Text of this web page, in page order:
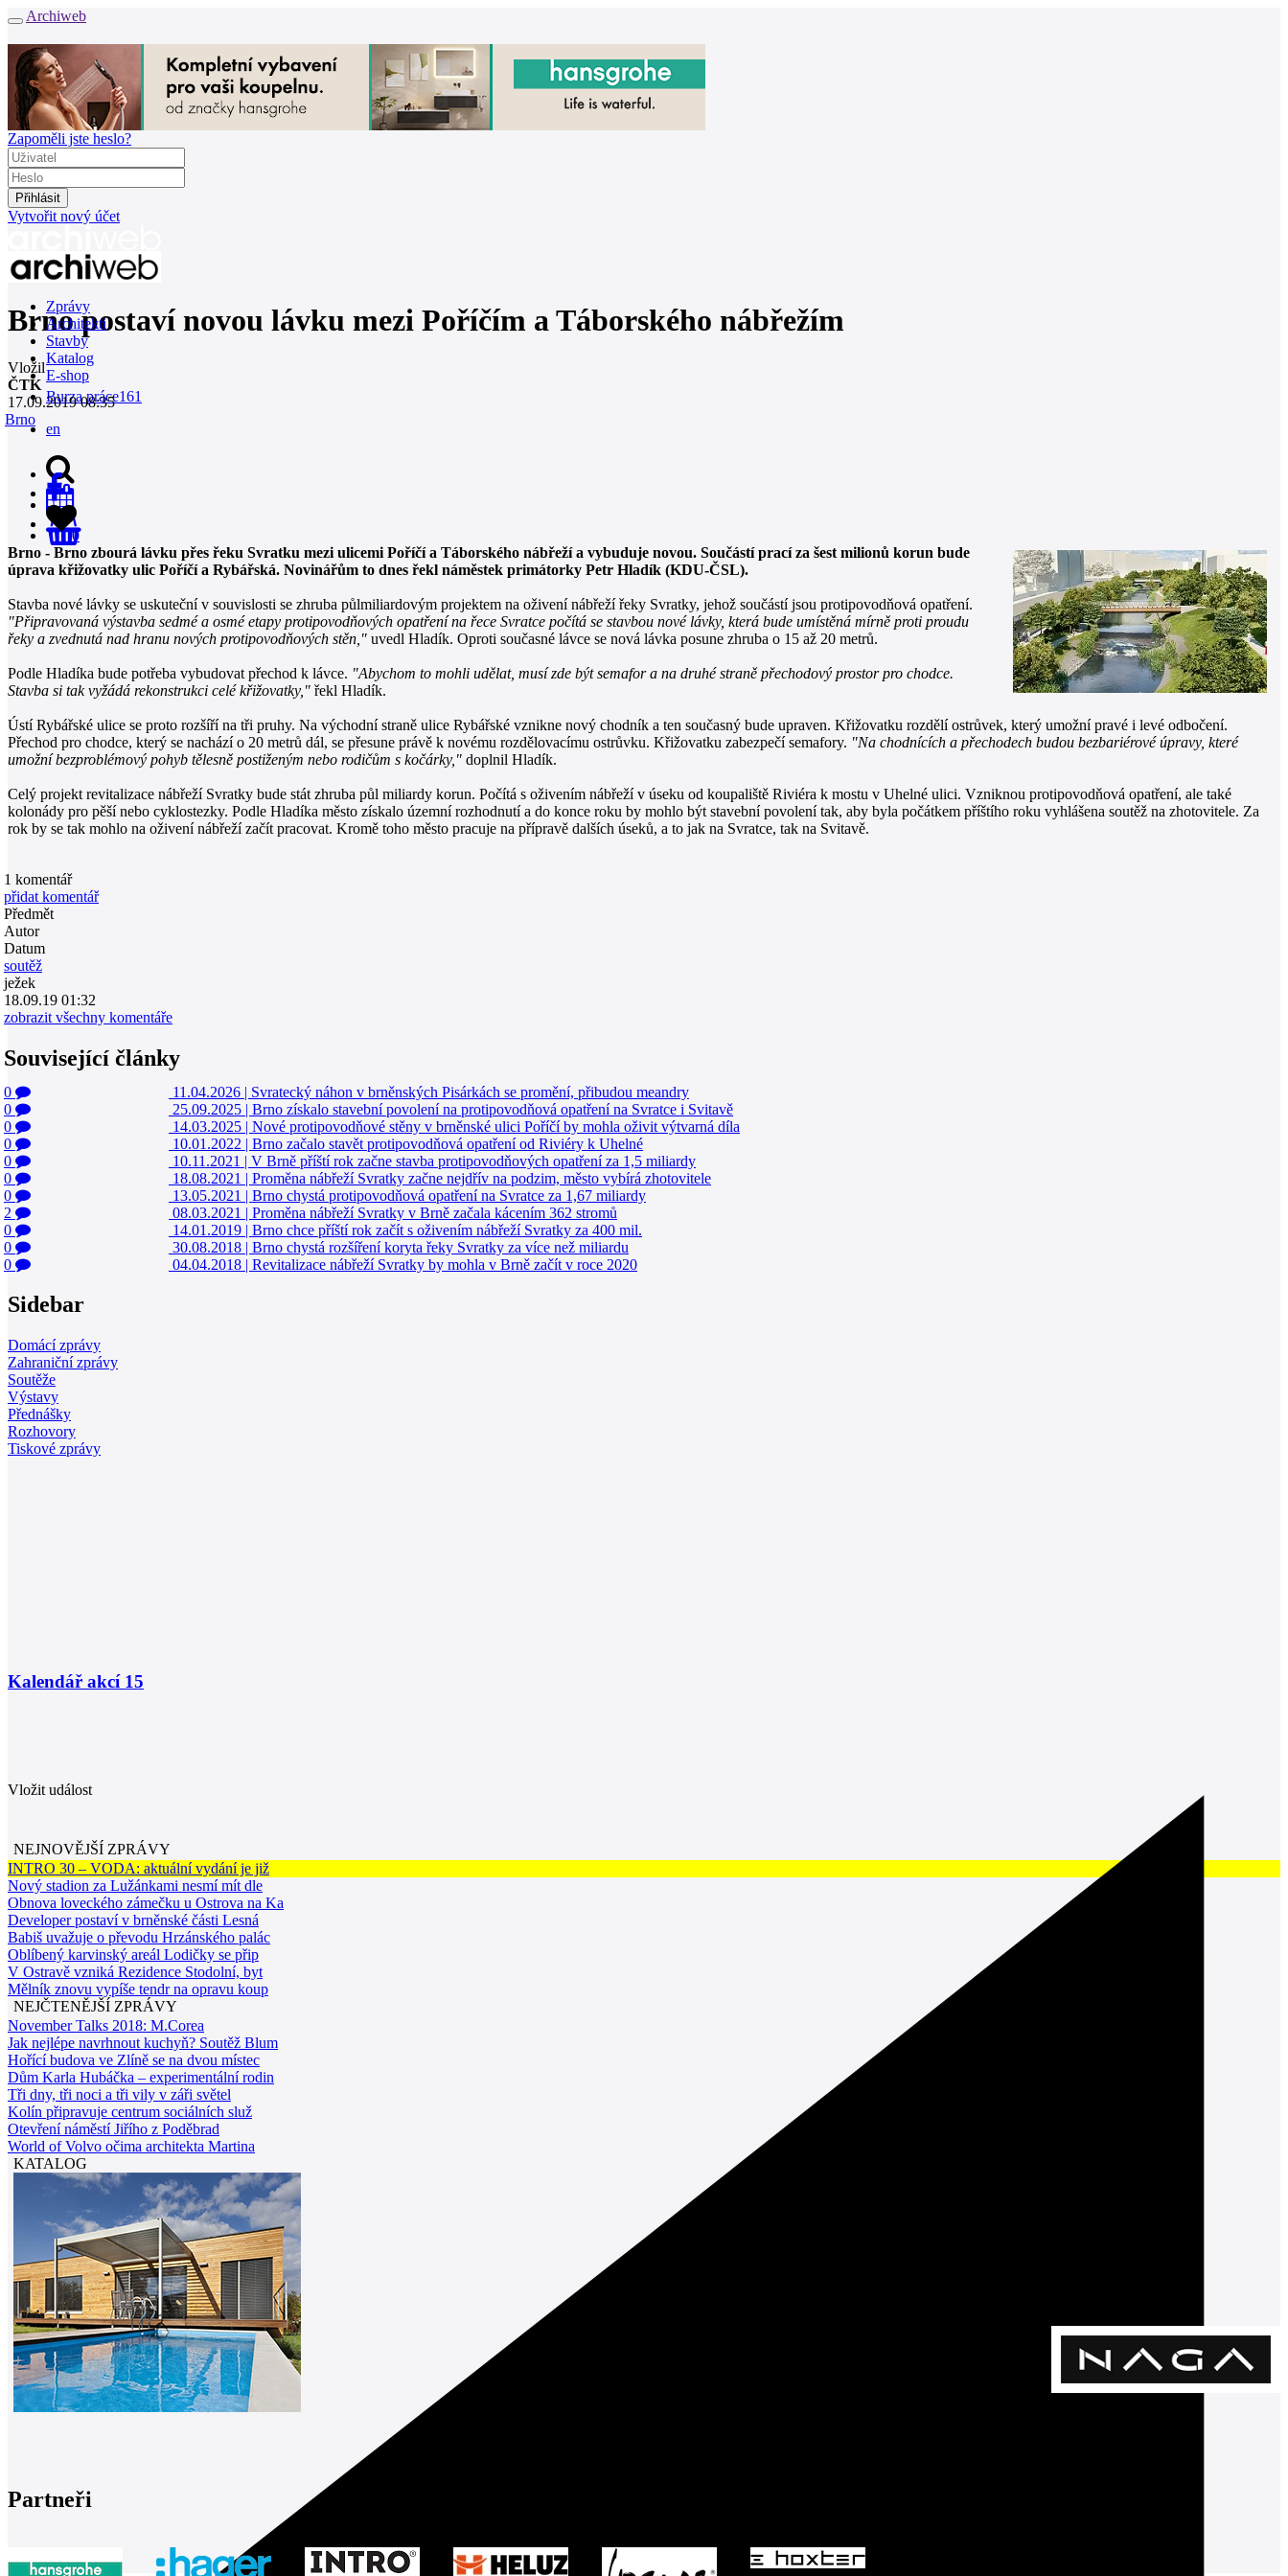
Archiweb
Zapoměli jste heslo?
Vytvořit nový účet
Zprávy
Architekti
Stavby
Katalog
E-shop
Burza práce161
en
0
Brno postaví novou lávku mezi Poříčím a Táborského nábřežím
Vložil
ČTK
17.09.2019 08:35
Brno
Brno - Brno zbourá lávku přes řeku Svratku mezi ulicemi Poříčí a Táborského nábřeží a vybuduje novou. Součástí prací za šest milionů korun bude
úprava křižovatky ulic Poříčí a Rybářská. Novinářům to dnes řekl náměstek primátorky Petr Hladík (KDU-ČSL).
Stavba nové lávky se uskuteční v souvislosti se zhruba půlmiliardovým projektem na oživení nábřeží řeky Svratky, jehož součástí jsou protipovodňová opatření.
"Připravovaná výstavba sedmé a osmé etapy protipovodňových opatření na řece Svratce počítá se stavbou nové lávky, která bude umístěná mírně proti proudu
řeky a zvednutá nad hranu nových protipovodňových stěn," uvedl Hladík. Oproti současné lávce se nová lávka posune zhruba o 15 až 20 metrů.
Podle Hladíka bude potřeba vybudovat přechod k lávce. "Abychom to mohli udělat, musí zde být semafor a na druhé straně přechodový prostor pro chodce.
Stavba si tak vyžádá rekonstrukci celé křižovatky," řekl Hladík.
Ústí Rybářské ulice se proto rozšíří na tři pruhy. Na východní straně ulice Rybářské vznikne nový chodník a ten současný bude upraven. Křižovatku rozdělí ostrůvek, který umožní pravé i levé odbočení.
Přechod pro chodce, který se nachází o 20 metrů dál, se přesune právě k novému rozdělovacímu ostrůvku. Křižovatku zabezpečí semafory. "Na chodnících a přechodech budou bezbariérové úpravy, které
umožní bezproblémový pohyb tělesně postiženým nebo rodičům s kočárky," doplnil Hladík.
Celý projekt revitalizace nábřeží Svratky bude stát zhruba půl miliardy korun. Počítá s oživením nábřeží v úseku od koupaliště Riviéra k mostu v Uhelné ulici. Vzniknou protipovodňová opatření, ale také
kolonády pro pěší nebo cyklostezky. Podle Hladíka město získalo územní rozhodnutí a do konce roku by mohlo být stavební povolení tak, aby byla počátkem příštího roku vyhlášena soutěž na zhotovitele. Za
rok by se tak mohlo na oživení nábřeží začít pracovat. Kromě toho město pracuje na přípravě dalších úseků, a to jak na Svratce, tak na Svitavě.
1 komentář
přidat komentář
Předmět
Autor
Datum
soutěž
ježek
18.09.19 01:32
zobrazit všechny komentáře
Související články
0 11.04.2026 | Svratecký náhon v brněnských Pisárkách se promění, přibudou meandry
0
25.09.2025 | Brno získalo stavební povolení na protipovodňová opatření na Svratce i Svitavě
0
14.03.2025 | Nové protipovodňové stěny v brněnské ulici Poříčí by mohla oživit výtvarná díla
0
10.01.2022 | Brno začalo stavět protipovodňová opatření od Riviéry k Uhelné
0
10.11.2021 | V Brně příští rok začne stavba protipovodňových opatření za 1,5 miliardy
0
18.08.2021 | Proměna nábřeží Svratky začne nejdřív na podzim, město vybírá zhotovitele
0
13.05.2021 | Brno chystá protipovodňová opatření na Svratce za 1,67 miliardy
2
08.03.2021 | Proměna nábřeží Svratky v Brně začala kácením 362 stromů
0
14.01.2019 | Brno chce příští rok začít s oživením nábřeží Svratky za 400 mil.
0
30.08.2018 | Brno chystá rozšíření koryta řeky Svratky za více než miliardu
0
04.04.2018 | Revitalizace nábřeží Svratky by mohla v Brně začít v roce 2020
Sidebar
Domácí zprávy
Zahraniční zprávy
Soutěže
Výstavy
Přednášky
Rozhovory
Tiskové zprávy
Kalendář akcí 15
Vložit událost
NEJNOVĚJŠÍ ZPRÁVY
INTRO 30 – VODA: aktuální vydání je již
Nový stadion za Lužánkami nesmí mít dle
Obnova loveckého zámečku u Ostrova na Ka
Developer postaví v brněnské části Lesná
Babiš uvažuje o převodu Hrzánského palác
Oblíbený karvinský areál Lodičky se přip
V Ostravě vzniká Rezidence Stodolní, byt
Mělník znovu vypíše tendr na opravu koup
NEJČTENĚJŠÍ ZPRÁVY
November Talks 2018: M.Corea
Jak nejlépe navrhnout kuchyň? Soutěž Blum
Hořící budova ve Zlíně se na dvou místec
Dům Karla Hubáčka – experimentální rodin
Tři dny, tři noci a tři vily v záři světel
Kolín připravuje centrum sociálních služ
Otevření náměstí Jiřího z Poděbrad
World of Volvo očima architekta Martina
KATALOG
Partneři